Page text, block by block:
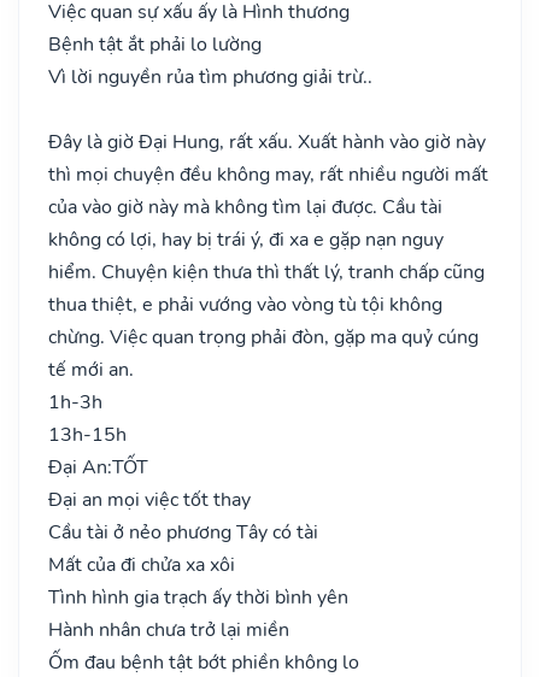
Việc quan sự xấu ấy là Hình thương
Bệnh tật ắt phải lo lường
Vì lời nguyền rủa tìm phương giải trừ..
Đây là giờ Đại Hung, rất xấu. Xuất hành vào giờ này
thì mọi chuyện đều không may, rất nhiều người mất
của vào giờ này mà không tìm lại được. Cầu tài
không có lợi, hay bị trái ý, đi xa e gặp nạn nguy
hiểm. Chuyện kiện thưa thì thất lý, tranh chấp cũng
thua thiệt, e phải vướng vào vòng tù tội không
chừng. Việc quan trọng phải đòn, gặp ma quỷ cúng
tế mới an.
1h-3h
13h-15h
Đại An:TỐT
Đại an mọi việc tốt thay
Cầu tài ở nẻo phương Tây có tài
Mất của đi chửa xa xôi
Tình hình gia trạch ấy thời bình yên
Hành nhân chưa trở lại miền
Ốm đau bệnh tật bớt phiền không lo